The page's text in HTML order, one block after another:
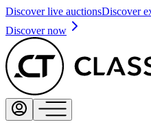
Discover live auctionsDiscover
Discover now